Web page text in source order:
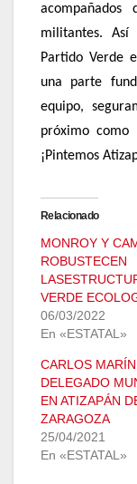
militantes.
Partido Verde
una parte
equipo,
próximo
¡Pintemos
Relacionado
MONROY Y
ROBUSTECEN
VERDE
06/03/2022
En «ESTATAL»
CARLOS MARÍN,
DELEGADO
EN ATIZAPÁN
ZARAGOZA
25/04/2021
En «ESTATAL»